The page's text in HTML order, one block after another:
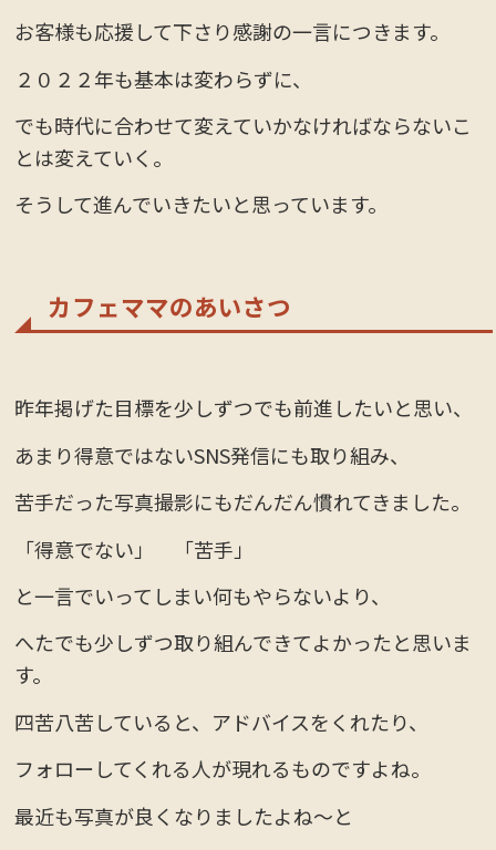
お客様も応援して下さり感謝の一言につきます。
２０２２年も基本は変わらずに、
でも時代に合わせて変えていかなければならないこ
とは変えていく。
そうして進んでいきたいと思っています。
カフェママのあいさつ
昨年掲げた目標を少しずつでも前進したいと思い、
あまり得意ではないSNS発信にも取り組み、
苦手だった写真撮影にもだんだん慣れてきました。
「得意でない」 「苦手」
と一言でいってしまい何もやらないより、
へたでも少しずつ取り組んできてよかったと思いま
す。
四苦八苦していると、アドバイスをくれたり、
フォローしてくれる人が現れるものですよね。
最近も写真が良くなりましたよね～と